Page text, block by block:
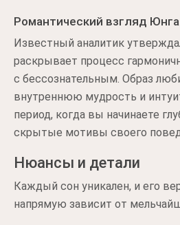
Романтический взгляд Юнга
Известный аналитик
раскрывает процесс
с бессознательным. Образ
внутреннюю мудрость и
период, когда вы начинаете
скрытые мотивы своего
Нюансы и детали
Каждый сон уникален, и его
напрямую зависит от